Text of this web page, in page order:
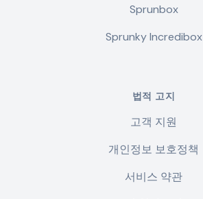
Sprunbox
Sprunky Incredibox
법적 고지
고객 지원
개인정보 보호정책
서비스 약관